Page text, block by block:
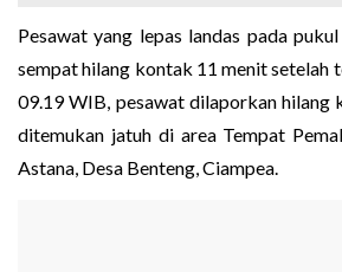
Pesawat yang lepas landas pada
sempat hilang kontak 11 menit setelah
09.19 WIB, pesawat dilaporkan hilang
ditemukan jatuh di area Tempat
Astana, Desa Benteng, Ciampea.